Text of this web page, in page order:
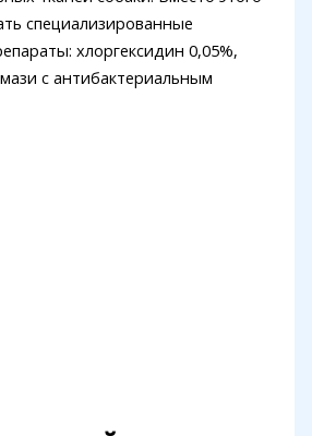
специализированные
хлоргексидин 0,05%,
с антибактериальным